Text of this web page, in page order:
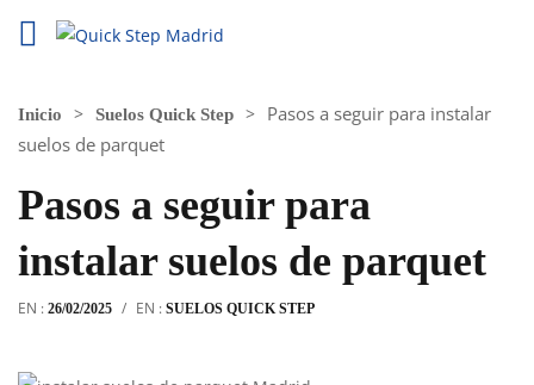
Inicio Suelos Quick Step
Pasos a seguir para instalar
suelos de parquet
Pasos a seguir para
instalar suelos de parquet
EN : 26/02/2025 / EN : SUELOS QUICK STEP